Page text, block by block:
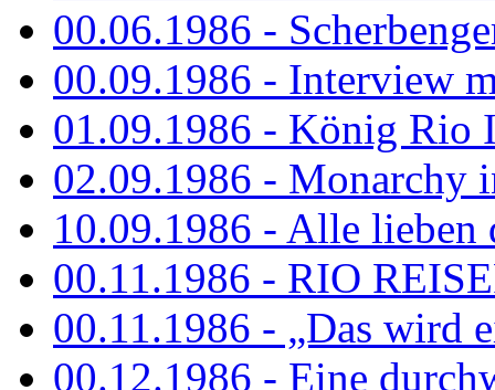
00.06.1986 -
00.09.1986 - Interview
01.09.1986 - König Rio
02.09.1986 - Monarchy
10.09.1986 - Alle lieben
00.11.1986 - RIO
00.11.1986 - „Das wird
00.12.1986 - Eine